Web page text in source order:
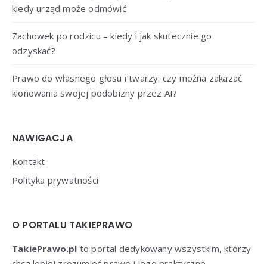
kiedy urząd może odmówić
Zachowek po rodzicu – kiedy i jak skutecznie go
odzyskać?
Prawo do własnego głosu i twarzy: czy można zakazać
klonowania swojej podobizny przez AI?
NAWIGACJA
Kontakt
Polityka prywatności
O PORTALU TAKIEPRAWO
TakiePrawo.pl to portal dedykowany wszystkim, którzy